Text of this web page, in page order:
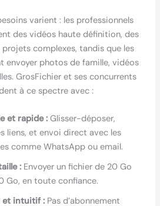
varient : les professionnels
des vidéos haute définition, des
complexes, tandis que les
envoyer photos de famille, vidéos
GrosFichier et ses concurrents
à ce spectre avec :
et rapide :Glisser-déposer,
liens, et envoi direct avec les
comme WhatsApp ou email.
:Envoyer un fichier de 20 Go
Go, en toute confiance.
et intuitif :Pas d’abonnement